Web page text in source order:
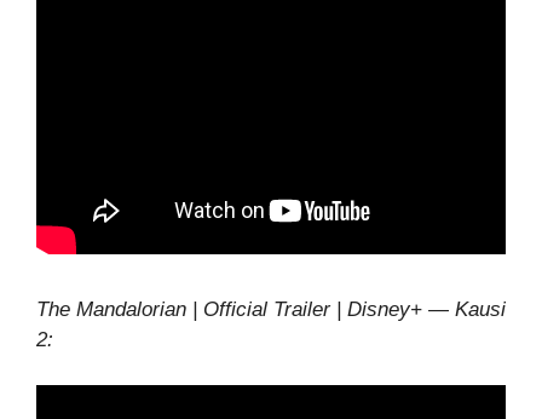
The Mandalorian | Official Trailer | Disney+ — Kausi
2: